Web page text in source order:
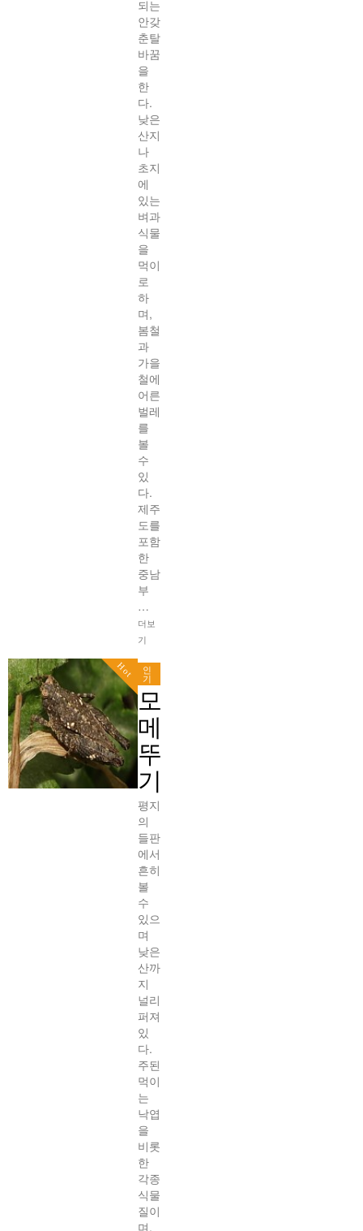
되는
안갖
춘탈
바꿈
을
한
다.
낮은
산지
나
초지
에
있는
벼과
식물
을
먹이
로
하
며,
봄철
과
가을
철에
어른
벌레
를
볼
수
있
다.
제주
도를
포함
한
중남
부
…
더보
기
Hot
인
기
모
메
뚜
기
평지
의
들판
에서
흔히
볼
수
있으
며
낮은
산까
지
널리
퍼져
있
다.
주된
먹이
는
낙엽
을
비롯
한
각종
식물
질이
며,